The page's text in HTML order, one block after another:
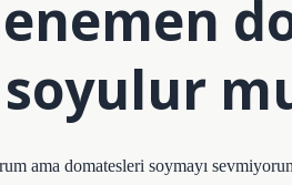
ama domatesleri soymayı